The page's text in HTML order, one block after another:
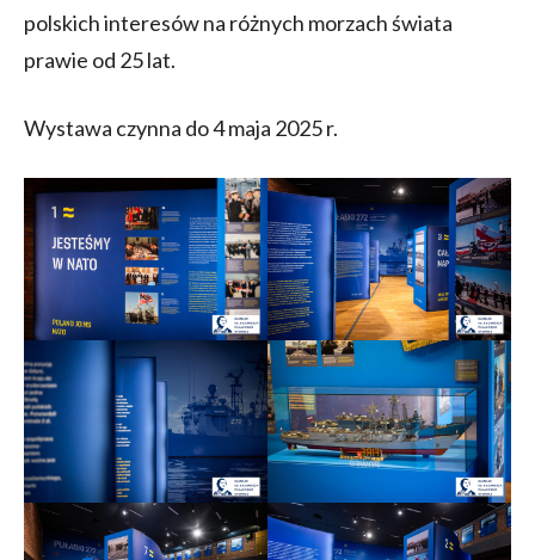
polskich interesów na różnych morzach świata
prawie od 25 lat.
Wystawa czynna do 4 maja 2025 r.